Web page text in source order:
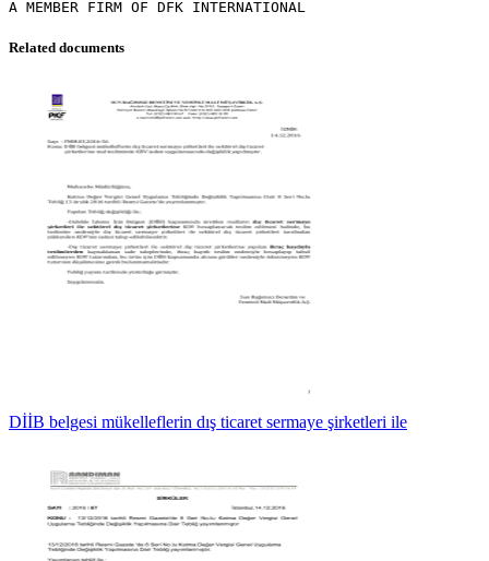
Related documents
DİİB belgesi mükelleflerin dış ticaret sermaye şirketleri ile